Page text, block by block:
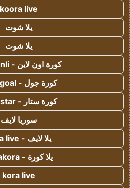
koora live
يلا شوت
يلا شوت
كورة اون لاين - kora onli
كورة جول - kora goal
كورة ستار - kora star
سوريا لايف
يلا لايف - yalla live
يلا كورة - yallakora
kora live